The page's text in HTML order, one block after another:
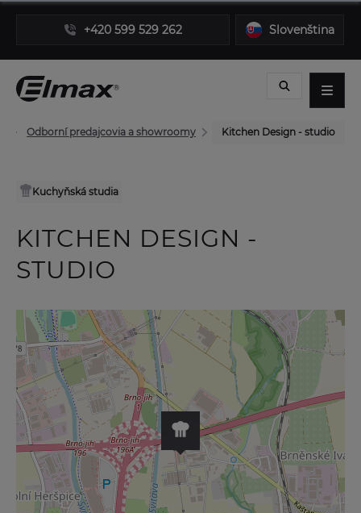
+420 599 529 262 Slovenština
Odborní predajcovia a showroomy Kitchen Design - studio
Kuchyňská studia
KITCHEN DESIGN -
STUDIO